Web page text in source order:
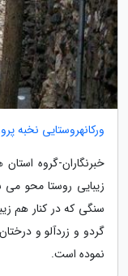
ورکانهروستایی نخبه
خبرنگاران-گروه
زیبایی روستا محو
سنگی که در کنار هم
گردو و زردآلو و
نموده است.